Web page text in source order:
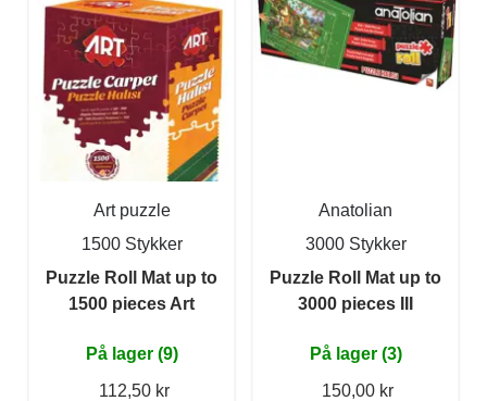
Art puzzle
1500 Stykker
Puzzle Roll Mat up to
1500 pieces Art
På lager (9)
112,50 kr
Anatolian
3000 Stykker
Puzzle Roll Mat up to
3000 pieces III
På lager (3)
150,00 kr